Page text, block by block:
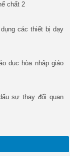
chất 2
các thiết bị dạy
dục hòa nhập giáo
sự thay đổi quan